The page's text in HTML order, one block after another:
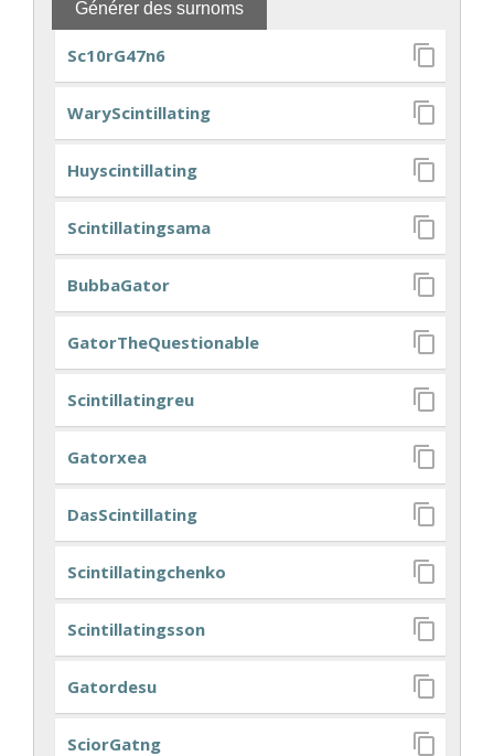
Sc10rG47n6
WaryScintillating
Huyscintillating
Scintillatingsama
BubbaGator
GatorTheQuestionable
Scintillatingreu
Gatorxea
DasScintillating
Scintillatingchenko
Scintillatingsson
Gatordesu
SciorGatng